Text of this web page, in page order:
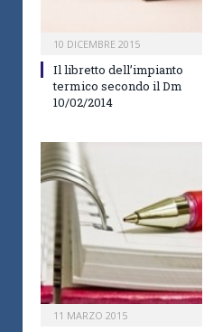
10 DICEMBRE 2015
Il libretto dell’impianto
termico secondo il Dm
10/02/2014
11 MARZO 2015